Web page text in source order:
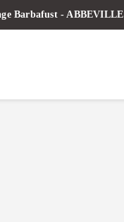
Barbafust - ABBEVILLE